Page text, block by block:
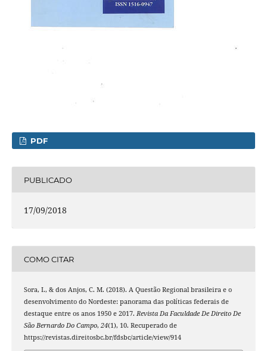
PDF
PUBLICADO
17/09/2018
COMO CITAR
Sora, I., & dos Anjos, C. M. (2018). A Questão Regional brasileira e o
desenvolvimento do Nordeste: panorama das políticas federais de
destaque entre os anos 1950 e 2017. Revista Da Faculdade De Direito De
São Bernardo Do Campo, 24(1), 10. Recuperado de
https://revistas.direitosbc.br/fdsbc/article/view/914